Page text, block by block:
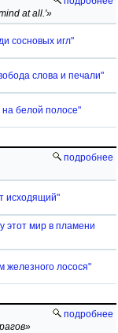
at all.'»
сосновых игл"
слова и печали"
белой полосе"
подробнее
исходящий"
этот мир в пламени
железного лосося"
подробнее